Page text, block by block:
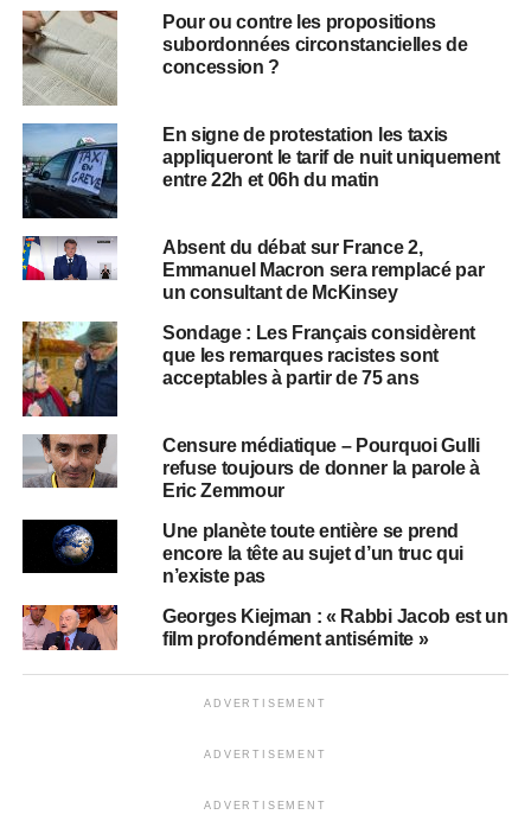
Pour ou contre les propositions
subordonnées circonstancielles de
concession ?
En signe de protestation les taxis
appliqueront le tarif de nuit uniquement
entre 22h et 06h du matin
Absent du débat sur France 2,
Emmanuel Macron sera remplacé par
un consultant de McKinsey
Sondage : Les Français considèrent
que les remarques racistes sont
acceptables à partir de 75 ans
Censure médiatique – Pourquoi Gulli
refuse toujours de donner la parole à
Eric Zemmour
Une planète toute entière se prend
encore la tête au sujet d’un truc qui
n’existe pas
Georges Kiejman : « Rabbi Jacob est un
film profondément antisémite »
ADVERTISEMENT
ADVERTISEMENT
ADVERTISEMENT